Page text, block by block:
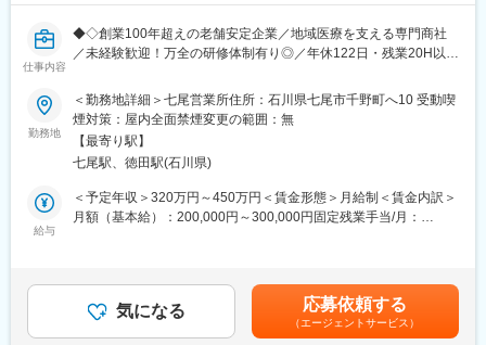
※担当顧客数は1～20施設程度を予定しています。
■取り扱い商材：
耗品
・医療機器：病院の受付から退院までのあらゆる場面で使用され
る医療機器
・研究機器：電子顕微鏡や分析装置、実験台、超低温フリーザー
・IT医療ソフトウェア：電子カルテ、医療機器管理システム、医
科システム、画像診断システム、内視鏡関連システムなど
識、取扱製品の知識など、業務の基礎を体系的に学んでいただき
ます。あわせて、先輩社員との同行研修やメーカー研修を通じ
て、営業活動に必要な知識・スキルを段階的に習得できる環境を
仕事内容
◆◇創業100年超えの老舗安定企業／地域医療を支える専門商社
／未経験歓迎！万全の研修体制有り◎／年休122日・残業20H以下
■業務内容：
病院やクリニックなどの医療機関に対し、医療機器や医療材料の
提案・販売をお任せします。
医療現場に欠かせない製品を通じて、医師や看護師をはじめとす
る医療従事者を支援し、地域医療に貢献できるやりがいのあるポ
ジションです。
医療機関へ医療材料や医療機器を納品し、円滑な医療提供をサポ
ートします。
勤務地
＜勤務地詳細＞七尾営業所住所：石川県七尾市千野町へ10 受動喫
煙対策：屋内全面禁煙変更の範囲：無
【最寄り駅】
七尾駅、徳田駅(石川県)
給与
＜予定年収＞320万円～450万円＜賃金形態＞月給制＜賃金内訳＞
月額（基本給）：200,000円～300,000円固定残業手当/月：
験・スキルによって年収は決定します。・賞与：年2回（7月・12
月）・昇給：年1回（5月）賃金はあくまでも目安の金額であり、
選考を通じて上下する可能性があります。月給(月額)は固定手当を
気になる 応募依頼する
（エージェントサービス）